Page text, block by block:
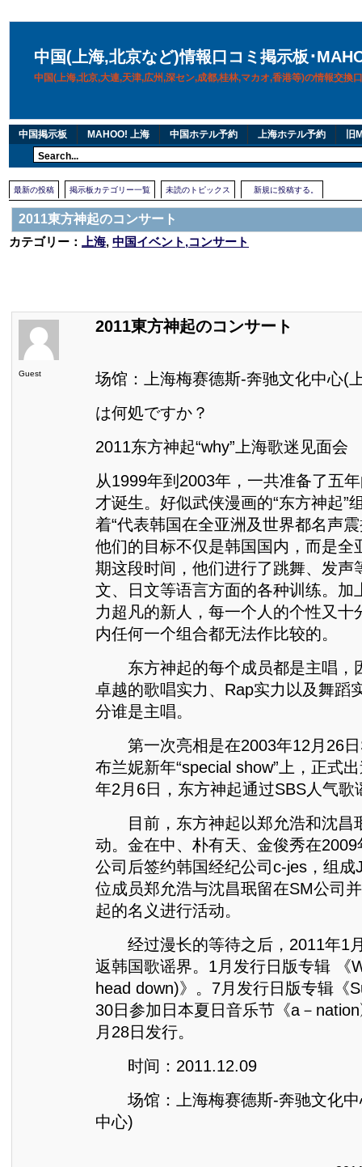
中国(上海,北京など)情報口コミ掲示板･
中国(上海,北京,大連,天津,広州,深セン,成都,桂林,マカオ,香港等)の情報交換
中国掲示板 MAHOO! 上海 中国ホテル予約 上海ホテル予約 旧
最新の投稿 掲示板カテゴリー一覧 未読のトピックス 新規に投稿する。
2011東方神起のコンサート
カテゴリー：
上海, 中国イベント,コンサート
Guest
2011東方神起のコンサート
场馆：​上海梅赛德斯-奔驰文化中心(
は何処ですか？
2011东方神起“why”上海歌迷见面会
从1999年到2003年，一共准备了五
才诞生。好似武侠漫画的“东方神起”
着“代表韩国在全亚洲及世界都名声
他们的目标不仅是韩国国内，而是全
期这段时间，他们进行了跳舞、发声
文、日文等语言方面的各种训练。加
力超凡的新人，每一个人的个性又十
内任何一个组合都无法作比较的。
东方神起的每个成员都是主唱，
卓越的歌唱实力、Rap实力以及舞蹈
分谁是主唱。
第一次亮相是在2003年12月26日
布兰妮新年“special show”上，正式
年2月6日，东方神起通过SBS人气歌
目前，东方神起以郑允浩和沈昌
动。金在中、朴有天、金俊秀在
公司后签约韩国经纪公司c-jes，组成
位成员郑允浩与沈昌珉留在SM公司
起的名义进行活动。
经过漫长的等待之后，2011年1
返韩国歌谣界。1月发行日版专辑 《
head down)》。7月发行日版专辑《
30日参加日本夏日音乐节《a－
月28日发行。
时间：2011.12.09
场馆：​上海梅赛德斯-奔驰文化中
中心)